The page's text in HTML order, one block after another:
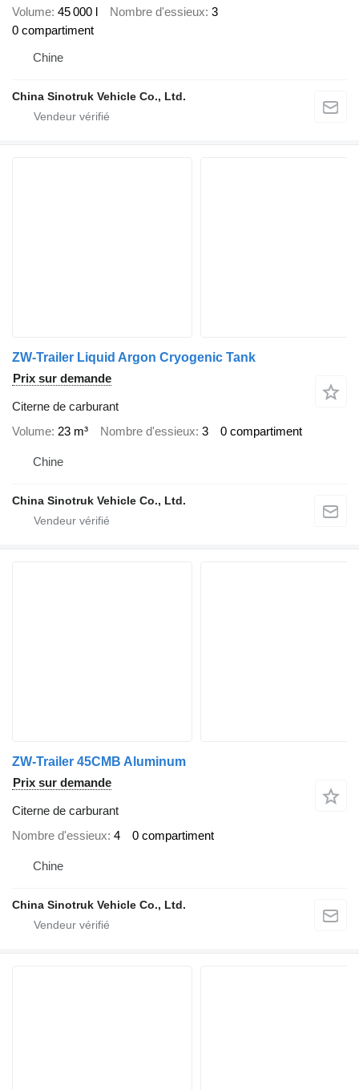
Volume 45 000 l Nombre d'essieux 3
0 compartiment
Chine
China Sinotruk Vehicle Co., Ltd.
ZW-Trailer Liquid Argon Cryogenic Tank
Prix sur demande
Citerne de carburant
Volume 23 m³ Nombre d'essieux 3 0 compartiment
Chine
China Sinotruk Vehicle Co., Ltd.
ZW-Trailer 45CMB Aluminum
Prix sur demande
Citerne de carburant
Nombre d'essieux 4 0 compartiment
Chine
China Sinotruk Vehicle Co., Ltd.